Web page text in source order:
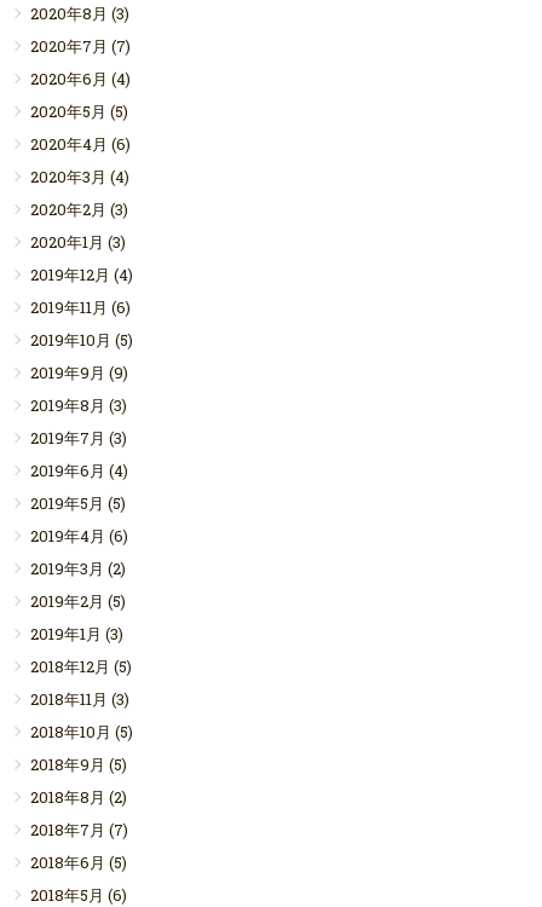
2020年8月 (3)
2020年7月 (7)
2020年6月 (4)
2020年5月 (5)
2020年4月 (6)
2020年3月 (4)
2020年2月 (3)
2020年1月 (3)
2019年12月 (4)
2019年11月 (6)
2019年10月 (5)
2019年9月 (9)
2019年8月 (3)
2019年7月 (3)
2019年6月 (4)
2019年5月 (5)
2019年4月 (6)
2019年3月 (2)
2019年2月 (5)
2019年1月 (3)
2018年12月 (5)
2018年11月 (3)
2018年10月 (5)
2018年9月 (5)
2018年8月 (2)
2018年7月 (7)
2018年6月 (5)
2018年5月 (6)